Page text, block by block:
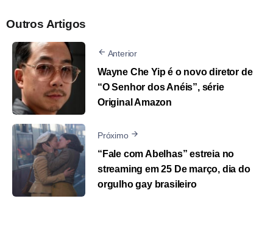
Outros Artigos
Anterior
Wayne Che Yip é o novo diretor de
“O Senhor dos Anéis”, série
Original Amazon
Próximo
“Fale com Abelhas” estreia no
streaming em 25 De março, dia do
orgulho gay brasileiro